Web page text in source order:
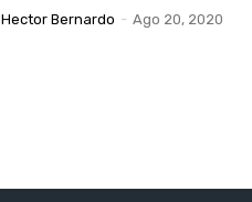
Hector Bernardo - Ago 20, 2020